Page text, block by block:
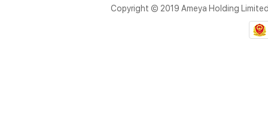
Copyright © 2019 Ameya Holding